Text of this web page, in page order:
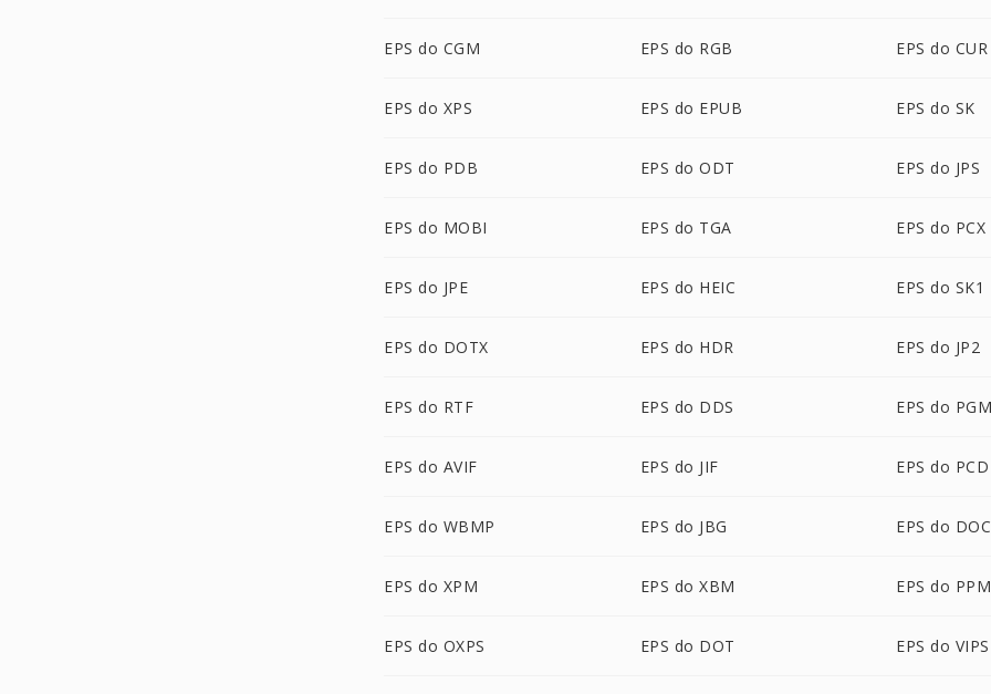
EPS do CGM EPS do RGB EPS do CUR
EPS do XPS EPS do EPUB EPS do SK
EPS do PDB EPS do ODT EPS do JPS
EPS do MOBI EPS do TGA EPS do PCX
EPS do JPE EPS do HEIC EPS do SK1
EPS do DOTX EPS do HDR EPS do JP2
EPS do RTF EPS do DDS EPS do
EPS do AVIF EPS do JIF EPS do PCD
EPS do WBMP EPS do JBG EPS do
EPS do XPM EPS do XBM EPS do PPM
EPS do OXPS EPS do DOT EPS do VIPS